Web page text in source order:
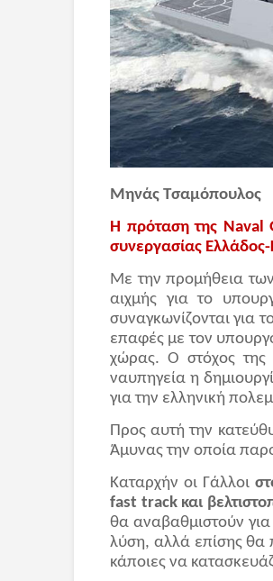
Μηνάς Τσαμόπουλος
Η πρόταση της Naval
συνεργασίας
Με την προμήθεια
αιχμής για το
συναγκωνίζονται για
επαφές με τον
χώρας. Ο στόχος της
ναυπηγεία η
για την ελληνική
Προς αυτή την
Άμυνας την οποία
Καταρχήν οι Γάλλοι
fast track και
θα αναβαθμιστούν
λύση, αλλά επίσης θα
κάποιες να